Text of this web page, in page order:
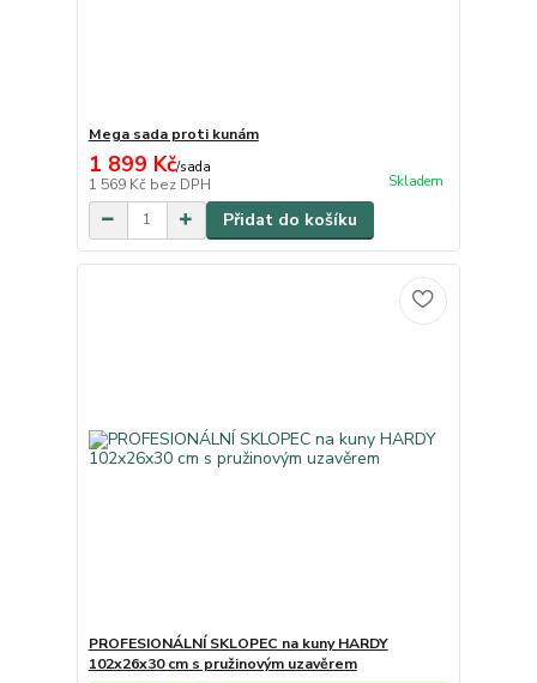
Mega sada proti kunám
1 899 Kč/sada
1 569 Kč bez DPH Skladem
Přidat do košíku
PROFESIONÁLNÍ SKLOPEC na kuny HARDY
102x26x30 cm s pružinovým uzavěrem